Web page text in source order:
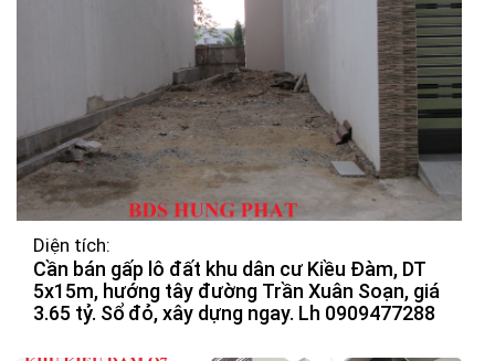
Diện tích:
Cần bán gấp lô đất khu dân cư Kiều Đàm, DT
5x15m, hướng tây đường Trần Xuân Soạn, giá
3.65 tỷ. Sổ đỏ, xây dựng ngay. Lh 0909477288